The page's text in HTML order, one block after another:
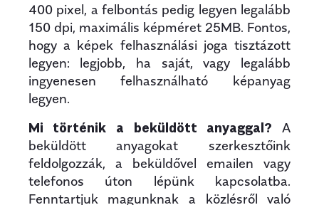
400 pixel, a felbontás pedig legyen legalább
150 dpi, maximális képméret 25MB. Fontos,
hogy a képek felhasználási joga tisztázott
legyen: legjobb, ha saját, vagy legalább
ingyenesen felhasználható képanyag
legyen.
Mi történik a beküldött anyaggal? A
beküldött anyagokat szerkesztőink
feldolgozzák, a beküldővel emailen vagy
telefonos úton lépünk kapcsolatba.
Fenntartjuk magunknak a közlésről való